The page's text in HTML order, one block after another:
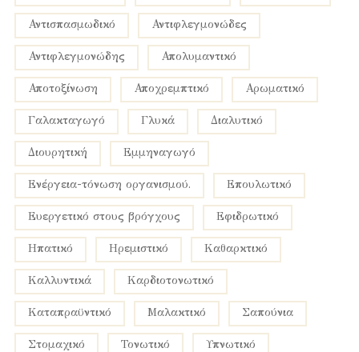
αντισπασμωδικό αντιφλεγμονώδες
αντιφλεγμονώδης απολυμαντικό
αποτοξίνωση αποχρεμπτικό αρωματικό
γαλακταγωγό γλυκά διαλυτικό
διουρητική εμμηναγωγό
ενέργεια-τόνωση οργανισμού. επουλωτικό
ευεργετικό στους βρόγχους εφιδρωτικό
ηπατικό ηρεμιστικό καθαρκτικό
καλλυντικά καρδιοτονωτικό
καταπραϋντικό μαλακτικό σαπούνια
στομαχικό τονωτικό υπνωτικό